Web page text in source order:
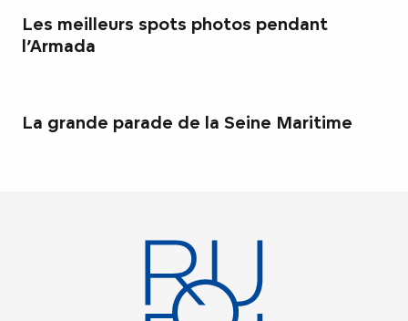
Les meilleurs spots photos pendant
l’Armada
La grande parade de la Seine Maritime